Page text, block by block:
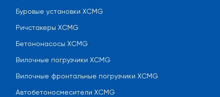
Буровые установки XCMG
Ричстакеры XCMG
Бетононасосы XCMG
Вилочные погрузчики XCMG
Вилочные фронтальные погрузчики XCMG
Автобетоносмесители XCMG